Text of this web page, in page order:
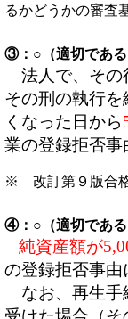
るかどうかの審査
③：○（適切である
法人で、その
その刑の執行
くなった日から
業の登録拒否事
※ 改訂第９版合格
④：○（適切である
純資産額が
の登録拒否事由
なお、再生手